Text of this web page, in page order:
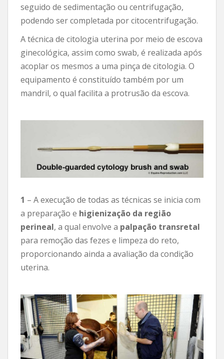
seguido de sedimentação ou centrifugação,
podendo ser completada por citocentrifugação.
A técnica de citologia uterina por meio de escova
ginecológica, assim como swab, é realizada após
acoplar os mesmos a uma pinça de citologia. O
equipamento é constituído também por um
mandril, o qual facilita a protrusão da escova.
1 – A execução de todas as técnicas se inicia com
a preparação e higienização da região
perineal, a qual envolve a palpação transretal
para remoção das fezes e limpeza do reto,
proporcionando ainda a avaliação da condição
uterina.